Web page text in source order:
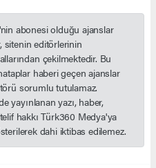
abonesi olduğu ajanslar
sitenin editörlerinin
çekilmektedir. Bu
haberi geçen ajanslar
sorumlu tutulamaz.
yayınlanan yazı, haber,
hakkı Türk360 Medya'ya
dahi iktibas edilemez.